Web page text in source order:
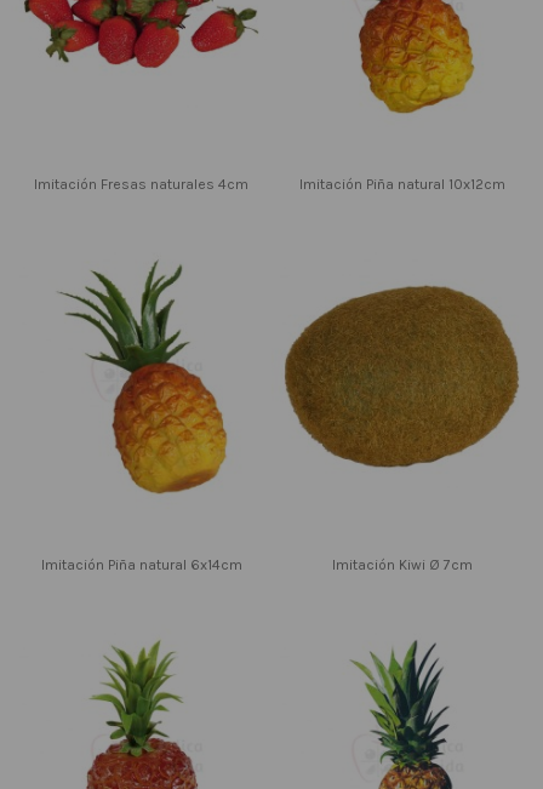
Imitación Fresas naturales 4cm Imitación Piña natural 10x12cm
Imitación Piña natural 6x14cm Imitación Kiwi Ø 7cm